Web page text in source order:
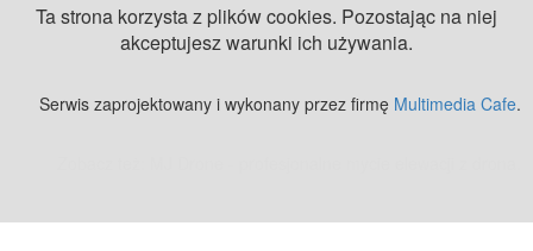
Ta strona korzysta z plików cookies. Pozostając na niej
akceptujesz warunki ich używania.
Serwis zaprojektowany i wykonany przez firmę Multimedia Cafe.